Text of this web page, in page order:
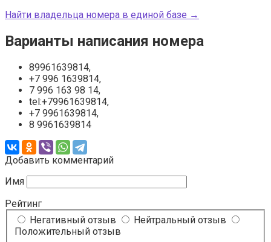
Найти владельца номера в единой базе →
Варианты написания номера
89961639814,
+7 996 1639814,
7 996 163 98 14,
tel:+79961639814,
+7 9961639814,
8 9961639814
Добавить комментарий
Имя
Рейтинг
Негативный отзыв
Нейтральный отзыв
Положительный отзыв